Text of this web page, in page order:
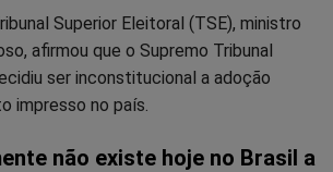
Compartilhar
no
Compartilhar
no
Compartilhar
no
no
Superior Eleitoral (TSE), ministro
afirmou que o Supremo Tribunal
ser inconstitucional a adoção
impresso no país.
não existe hoje no Brasil a